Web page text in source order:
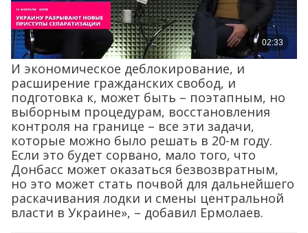
И экономическое деблокирование, и
расширение гражданских свобод, и
подготовка к, может быть – поэтапным, но
выборным процедурам, восстановления
контроля на границе – все эти задачи,
которые можно было решать в 20-м году.
Если это будет сорвано, мало того, что
Донбасс может оказаться безвозвратным,
но это может стать почвой для дальнейшего
раскачивания лодки и смены центральной
власти в Украине», – добавил Ермолаев.